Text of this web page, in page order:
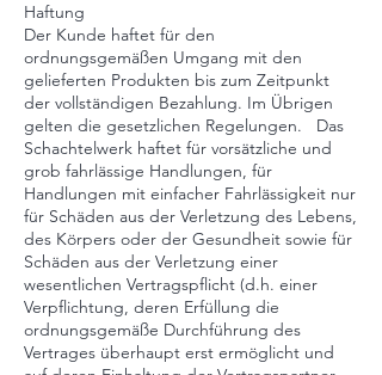
Haftung
Der Kunde haftet für den
ordnungsgemäßen Umgang mit den
gelieferten Produkten bis zum Zeitpunkt
der vollständigen Bezahlung. Im Übrigen
gelten die gesetzlichen Regelungen. Das
Schachtelwerk haftet für vorsätzliche und
grob fahrlässige Handlungen, für
Handlungen mit einfacher Fahrlässigkeit nur
für Schäden aus der Verletzung des Lebens,
des Körpers oder der Gesundheit sowie für
Schäden aus der Verletzung einer
wesentlichen Vertragspflicht (d.h. einer
Verpflichtung, deren Erfüllung die
ordnungsgemäße Durchführung des
Vertrages überhaupt erst ermöglicht und